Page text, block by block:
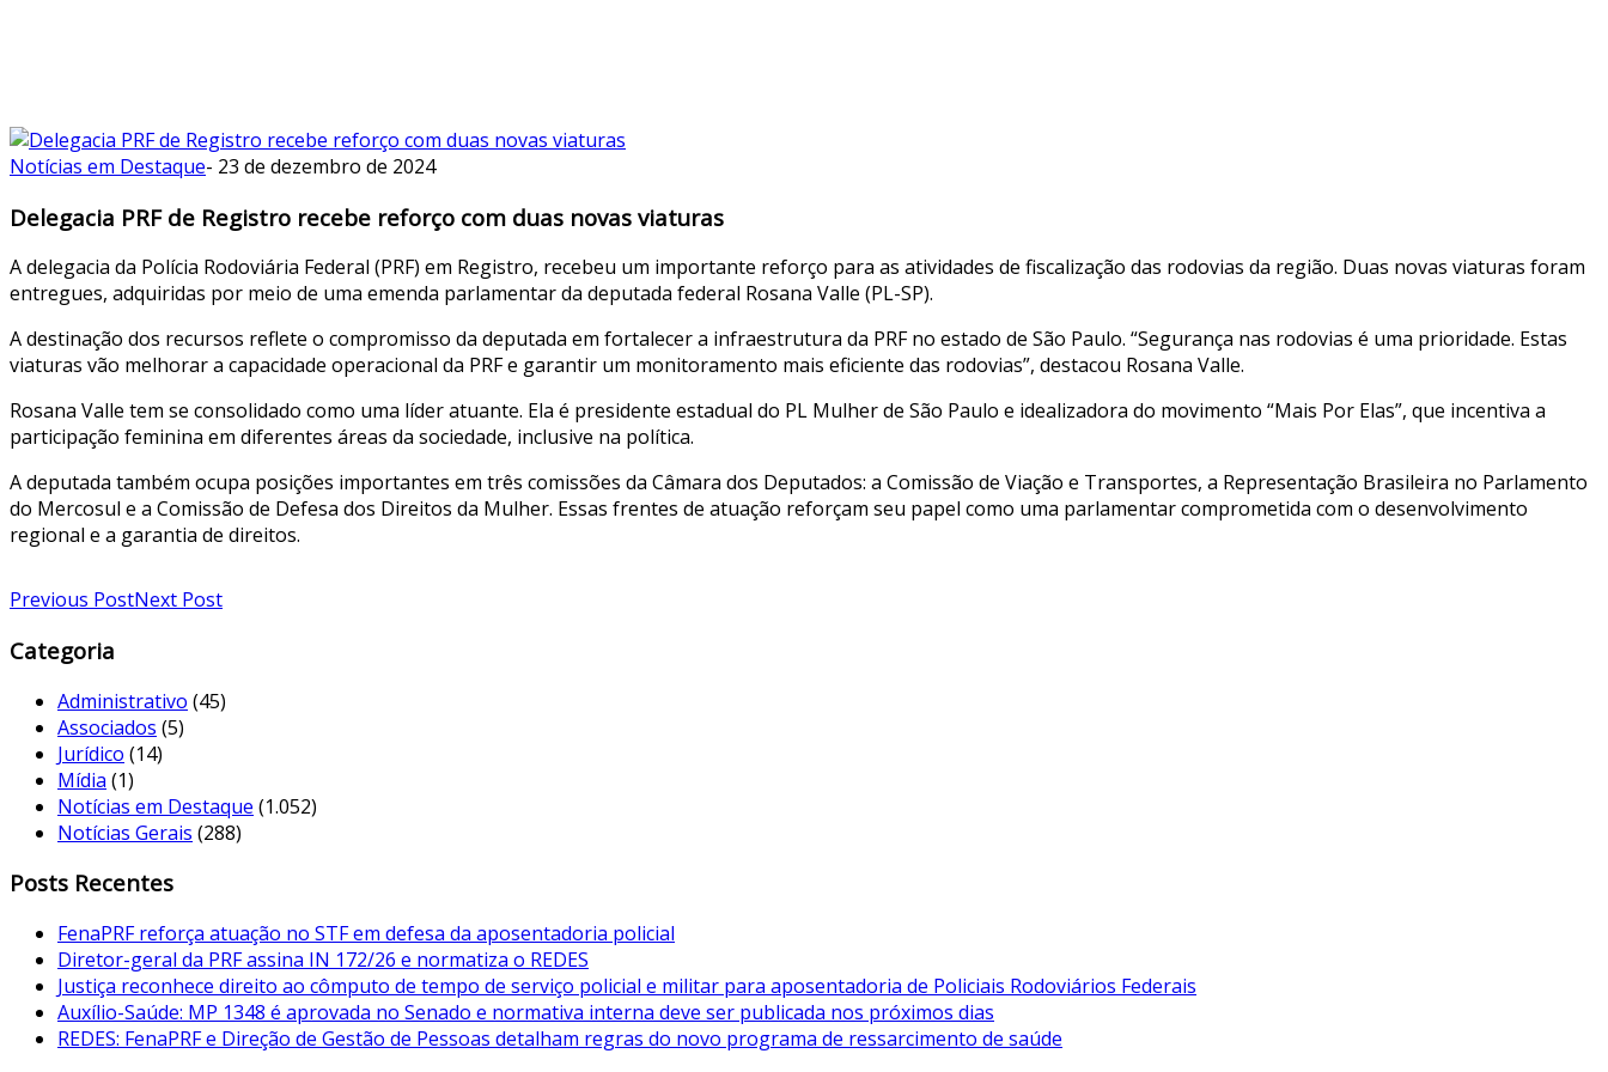
Notícias em Destaque- 23 de dezembro de 2024
Delegacia PRF de Registro recebe reforço com duas novas viaturas
A delegacia da Polícia Rodoviária Federal (PRF) em Registro, recebeu um importante reforço para as atividades de fiscalização das rodovias da região. Duas novas viaturas foram
entregues, adquiridas por meio de uma emenda parlamentar da deputada federal Rosana Valle (PL-SP).
A destinação dos recursos reflete o compromisso da deputada em fortalecer a infraestrutura da PRF no estado de São Paulo. “Segurança nas rodovias é uma prioridade. Estas
viaturas vão melhorar a capacidade operacional da PRF e garantir um monitoramento mais eficiente das rodovias”, destacou Rosana Valle.
Rosana Valle tem se consolidado como uma líder atuante. Ela é presidente estadual do PL Mulher de São Paulo e idealizadora do movimento “Mais Por Elas”, que incentiva a
participação feminina em diferentes áreas da sociedade, inclusive na política.
A deputada também ocupa posições importantes em três comissões da Câmara dos Deputados: a Comissão de Viação e Transportes, a Representação Brasileira no Parlamento
do Mercosul e a Comissão de Defesa dos Direitos da Mulher. Essas frentes de atuação reforçam seu papel como uma parlamentar comprometida com o desenvolvimento
regional e a garantia de direitos.
Previous PostNext Post
Categoria
Administrativo (45)
Associados (5)
Jurídico (14)
Mídia (1)
Notícias em Destaque (1.052)
Notícias Gerais (288)
Posts Recentes
FenaPRF reforça atuação no STF em defesa da aposentadoria policial
Diretor-geral da PRF assina IN 172/26 e normatiza o REDES
Justiça reconhece direito ao cômputo de tempo de serviço policial e militar para aposentadoria de Policiais Rodoviários Federais
Auxílio-Saúde: MP 1348 é aprovada no Senado e normativa interna deve ser publicada nos próximos dias
REDES: FenaPRF e Direção de Gestão de Pessoas detalham regras do novo programa de ressarcimento de saúde